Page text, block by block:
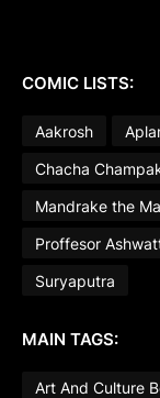
COMIC LISTS:
Aakrosh
Chacha
Mandrake the
Proffesor
Suryaputra
MAIN TAGS:
Art And Culture